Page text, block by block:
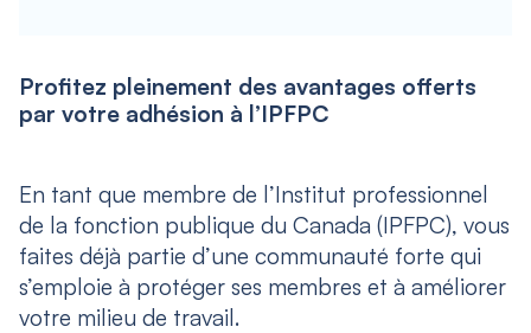
Profitez pleinement des avantages offerts
par votre adhésion à l’IPFPC
En tant que membre de l’Institut professionnel
de la fonction publique du Canada (IPFPC), vous
faites déjà partie d’une communauté forte qui
s’emploie à protéger ses membres et à améliorer
votre milieu de travail.